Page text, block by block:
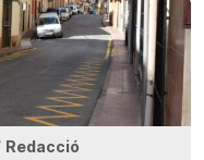
Redacció